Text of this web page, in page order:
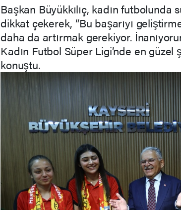
Başkan Büyükkılıç, kadın futbolunda
dikkat çekerek, “Bu başarıyı
daha da artırmak gerekiyor.
Kadın Futbol Süper Ligi’nde en
konuştu.